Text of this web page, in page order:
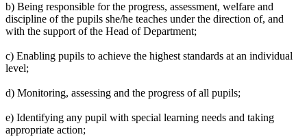
b) Being responsible for the progress, assessment, welfare and
discipline of the pupils she/he teaches under the direction of, and
with the support of the Head of Department;
c) Enabling pupils to achieve the highest standards at an individual
level;
d) Monitoring, assessing and the progress of all pupils;
e) Identifying any pupil with special learning needs and taking
appropriate action;